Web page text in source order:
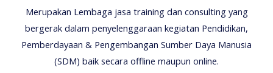
Merupakan Lembaga jasa training dan consulting yang
bergerak dalam penyelenggaraan kegiatan Pendidikan,
Pemberdayaan & Pengembangan Sumber Daya Manusia
(SDM) baik secara offline maupun online.